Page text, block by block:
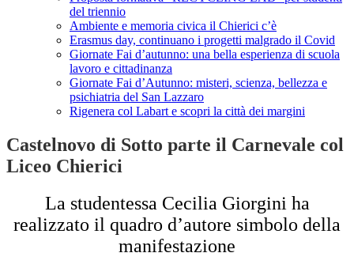
del triennio
Ambiente e memoria civica il Chierici c’è
Erasmus day, continuano i progetti malgrado il Covid
Giornate Fai d’autunno: una bella esperienza di scuola
lavoro e cittadinanza
Giornate Fai d’Autunno: misteri, scienza, bellezza e
psichiatria del San Lazzaro
Rigenera col Labart e scopri la città dei margini
Castelnovo di Sotto parte il Carnevale col
Liceo Chierici
La studentessa Cecilia Giorgini ha
realizzato il quadro d’autore simbolo della
manifestazione